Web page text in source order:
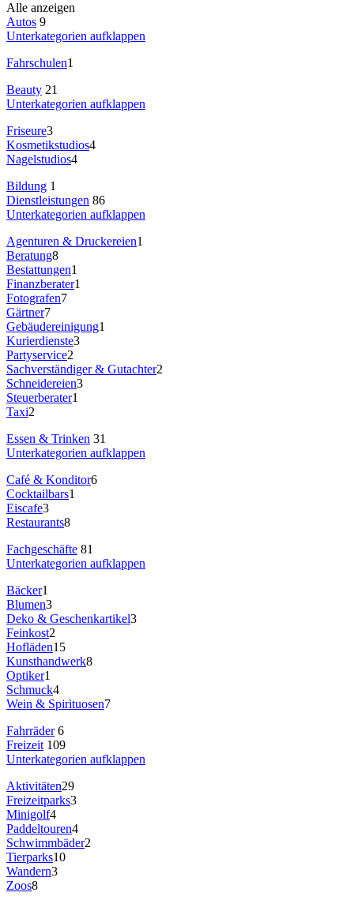
Alle anzeigen
Autos 9
Unterkategorien aufklappen
Fahrschulen1
Beauty 21
Unterkategorien aufklappen
Friseure3
Kosmetikstudios4
Nagelstudios4
Bildung 1
Dienstleistungen 86
Unterkategorien aufklappen
Agenturen & Druckereien1
Beratung8
Bestattungen1
Finanzberater1
Fotografen7
Gärtner7
Gebäudereinigung1
Kurierdienste3
Partyservice2
Sachverständiger & Gutachter2
Schneidereien3
Steuerberater1
Taxi2
Essen & Trinken 31
Unterkategorien aufklappen
Café & Konditor6
Cocktailbars1
Eiscafe3
Restaurants8
Fachgeschäfte 81
Unterkategorien aufklappen
Bäcker1
Blumen3
Deko & Geschenkartikel3
Feinkost2
Hofläden15
Kunsthandwerk8
Optiker1
Schmuck4
Wein & Spirituosen7
Fahrräder6
Freizeit 109
Unterkategorien aufklappen
Aktivitäten29
Freizeitparks3
Minigolf4
Paddeltouren4
Schwimmbäder2
Tierparks10
Wandern3
Zoos8